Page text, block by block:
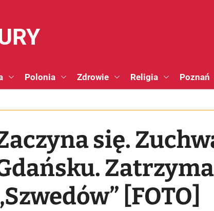
Polonia Zdrowie Religia Poznań
się.
[FOTO]